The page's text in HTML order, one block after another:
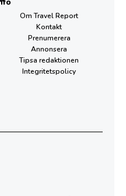
Om Travel Report
Kontakt
Prenumerera
Annonsera
Tipsa redaktionen
Integritetspolicy